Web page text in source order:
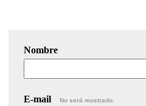
Nombre
E-mail No será mostrado.